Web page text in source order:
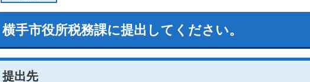
横手市役所税務課に提出してください。
提出先